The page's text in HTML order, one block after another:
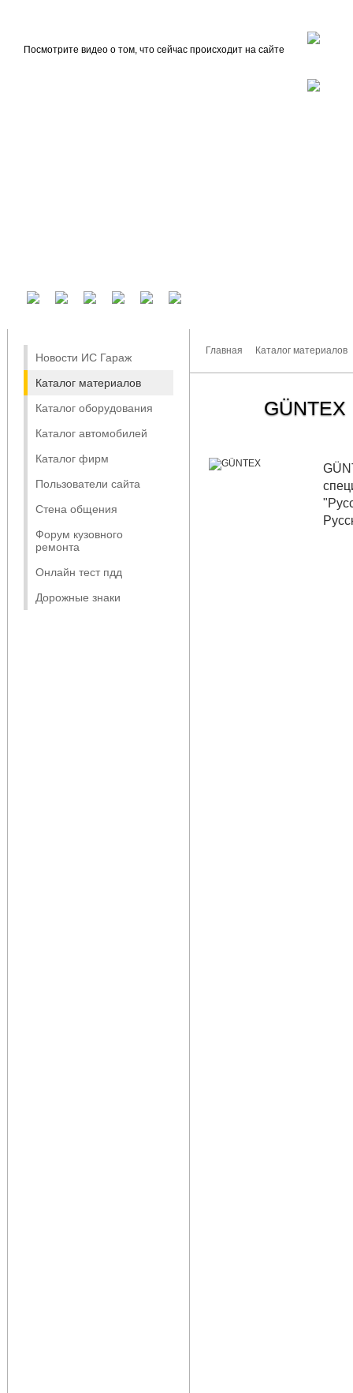
Посмотрите видео о том, что сейчас происходит на сайте
Новости ИС Гараж
Каталог материалов
Каталог оборудования
Каталог автомобилей
Каталог фирм
Пользователи сайта
Стена общения
Форум кузовного
ремонта
Онлайн тест пдд
Дорожные знаки
Главная Каталог материалов
GÜNTEX